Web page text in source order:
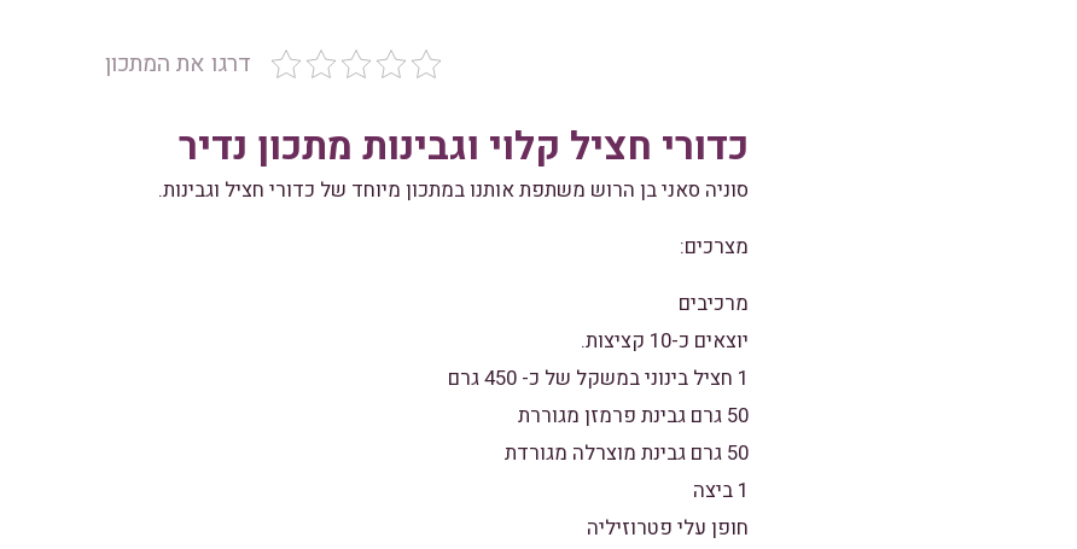
דרגו את המתכון
כדורי חציל קלוי וגבינות מתכון נדיר
סוניה סאני בן הרוש משתפת אותנו במתכון מיוחד של כדורי חציל וגבינות.
מצרכים:
מרכיבים
יוצאים כ-10 קציצות.
1 חציל בינוני במשקל של כ- 450 גרם
50 גרם גבינת פרמזן מגוררת
50 גרם גבינת מוצרלה מגורדת
1 ביצה
חופן עלי פטרוזיליה